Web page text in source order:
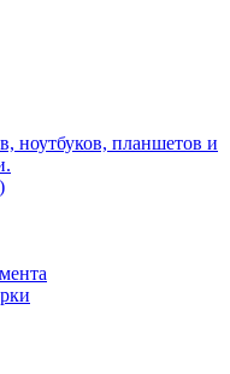
ноутбуков, планшетов и